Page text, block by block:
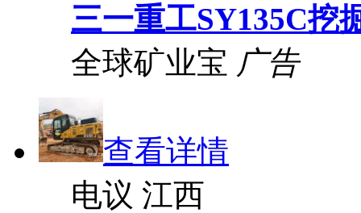
三一重工SY135C挖
全球矿业宝 广告
查看详情
电议 江西